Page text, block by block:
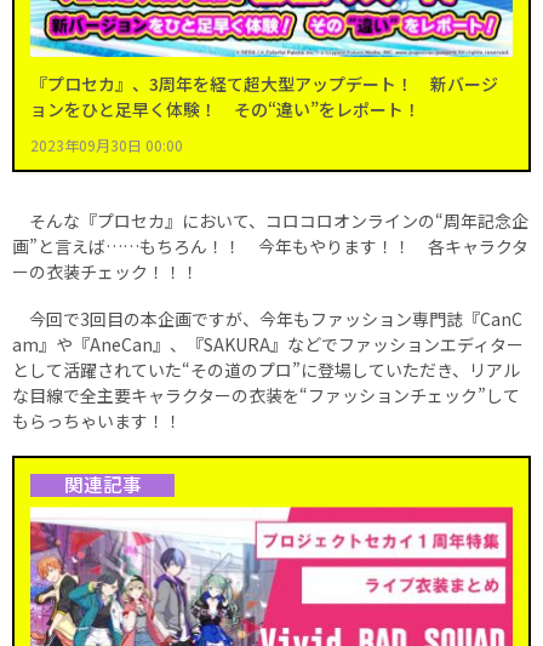
『プロセカ』、3周年を経て超大型アップデート！ 新バージ
ョンをひと足早く体験！ その“違い”をレポート！
2023年09月30日 00:00
そんな『プロセカ』において、コロコロオンラインの“周年記念企
画”と言えば……もちろん！！ 今年もやります！！ 各キャラクタ
ーの衣装チェック！！！
今回で3回目の本企画ですが、今年もファッション専門誌『CanC
am』や『AneCan』、『SAKURA』などでファッションエディター
として活躍されていた“その道のプロ”に登場していただき、リアル
な目線で全主要キャラクターの衣装を“ファッションチェック”して
もらっちゃいます！！
関連記事